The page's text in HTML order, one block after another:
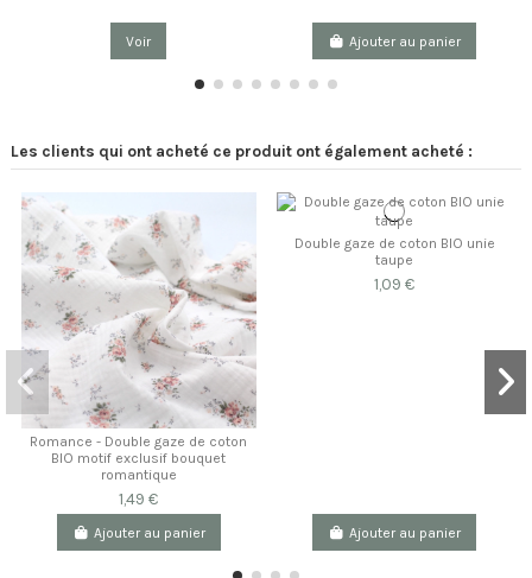
Voir Ajouter au panier
Les clients qui ont acheté ce produit ont également acheté :
Romance - Double gaze de coton
BIO motif exclusif bouquet
romantique
1,49 €
Ajouter au panier
Double gaze de coton BIO unie
taupe
1,09 €
Ajouter au panier